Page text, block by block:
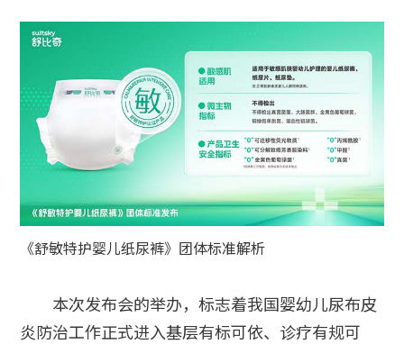
《舒敏特护婴儿纸尿裤》团体标准解析
本次发布会的举办，标志着我国婴幼儿尿布皮
炎防治工作正式进入基层有标可依、诊疗有规可